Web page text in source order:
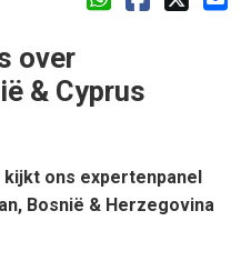
over
& Cyprus
ons expertenpanel
Bosnië & Herzegovina